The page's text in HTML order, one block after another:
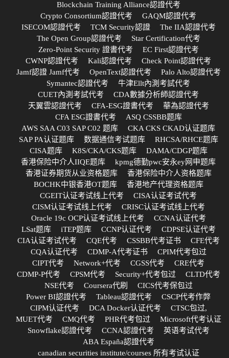
Blockchain Training Alliance認證代考
Crypto Consortium認證代考
GAQM認證代考
ISECOM認證代考
TCM Security認證
The IIA認證代考
The Open Group認證代考
Star Certification代考
Zero-Point Security 證書代考
EC First認證代考
CWNP認證代考
Kali認證代考
Check Point認證代考
Jamf認證 Jamf代考
OpenText認證代考
Palo Alto認證代考
Symantec認證代考
牛津Ellt內測考試代考
CUET內測考試代考
CDA數據分析師認證代考
天翼雲認證代考
CFA-ESG證書代考
華為認證代考
CFA ESG證書代考
ASQ CSSBB题库
AWS SAA C03 SAP C02 题库
CKA CKS CKAD认证题库
SAP PA认证题库
数据通信考试题库
RHCSA/RHCE题库
CISA题库
K8S/CKA/CKS题库
DAMA/CDGP题库
香港保险中介人IIQE题库
kpmg德勤pwc安永ey网申题库
香港证券期货从业资格题库
香港保险中介人资格题库
BOCHK中银香港OT题库
香港地产代理资格题库
CGEIT认证考试线上代考
CISA认证考试代考
CISM认证考试线上代考
CRISC认证考试线上代考
Oracle 19c OCP认证考试线上代考
CCNA认证代考
LSat题库
iTEP题库 CCNP认证代考
CDPSE认证代考
CIA认证考试代考
CQE代考 CSSBB代考证书
CFE代考
CQA认证代考
CDMP-A代考证书
CPIM代考包过
CIPT代考
Network+代考 CGSS代考
CRE代考
CDMP-P代考
CPSM代考 Security+代考包过
CLTD代考
NSE代考
Coursera代刷
CICS代考保包过
Power BI認證代考
Tableau認證代考
CSCP代考作弊
CIPM认证代考
DCA Docker认证代考
CTSC包过,
MUET代考
CMQ代考 PHR代考包过
Microsoft代考认证
Snowflake認證代考
CCNA認證代考
英语考试代考
ABA España認證代考
canadian securities institute/courses 所有考试认证